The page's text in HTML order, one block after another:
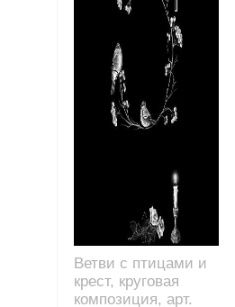
Ветви с птицами и
крест, круговая
композиция, арт.